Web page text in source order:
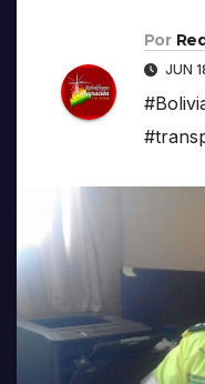
Por
JUN